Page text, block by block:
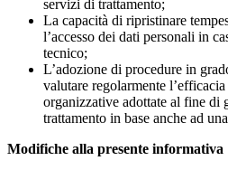
servizi di trattamento;
La capacità di ripristinare
l’accesso dei dati personali in
tecnico;
L’adozione di procedure in
valutare regolarmente
organizzative adottate al fine di
trattamento in base anche ad
Modifiche alla presente informativa